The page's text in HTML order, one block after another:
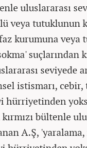
uluslararası
veya tutuklunun
kurumuna veya
suçlarından
seviyede
istismarı,
hürriyetinden
bültenle
A.Ş,